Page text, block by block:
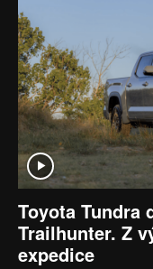
Toyota Tundra
Trailhunter. Z
expedice